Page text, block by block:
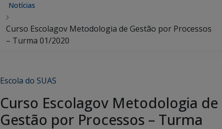
Notícias
Curso Escolagov Metodologia de Gestão por Processos
– Turma 01/2020
Escola do SUAS
Curso Escolagov Metodologia de
Gestão por Processos – Turma